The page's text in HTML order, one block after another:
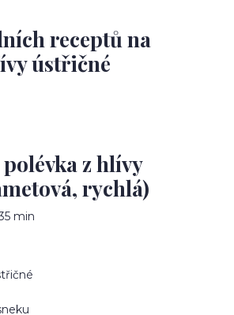
receptů na
ústřičné
z hlívy
rychlá)
min